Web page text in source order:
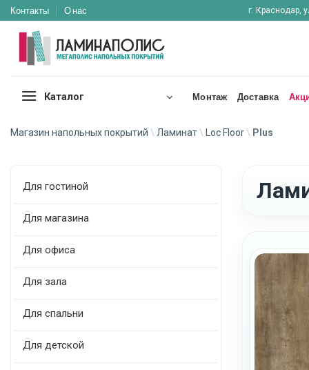
Skip
to
content
Контакты О нас г. Краснодар,
Каталог Монтаж Доставка
Магазин напольных покрытий \ Ламинат\ Loc Floor\ Plus
Для гостиной
Для магазина
Для офиса
Для зала
Для спальни
Для детской